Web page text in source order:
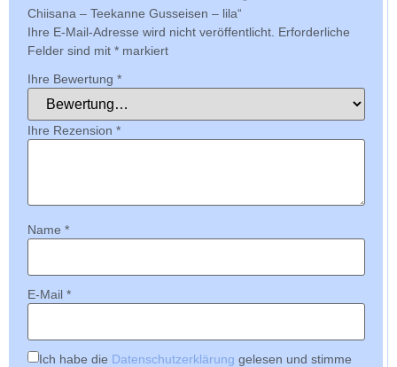
Chiisana – Teekanne Gusseisen – lila“
Ihre E-Mail-Adresse wird nicht veröffentlicht. Erforderliche
Felder sind mit * markiert
Ihre Bewertung *
Ihre Rezension *
Name *
E-Mail *
Ich habe die Datenschutzerklärung gelesen und stimme